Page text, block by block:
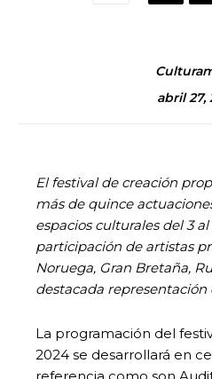
abril 27,
El festival de creación
más de quince
espacios culturales del 3
participación de artistas
Noruega, Gran Bretaña,
destacada representación
La programación del
2024 se desarrollará en
referencia como son